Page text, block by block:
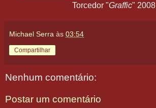
Torcedor "Graffic" 2008
Michael Serra às 03:54
Compartilhar
Nenhum comentário:
Postar um comentário